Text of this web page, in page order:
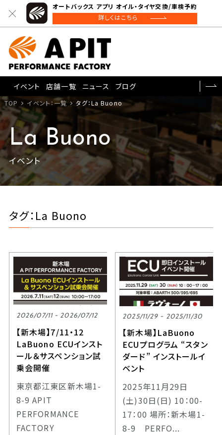
オートバックス アプリ オイル・タイヤ交換/車検予約
詳しくはこちら
イベント 店舗一覧 ニュース ブログ
TOP イベント：一覧 タグ：La Buono
La Buono
イベント
タグ：La Buono
2026/07/11 - 2026/07/12
【新木場】7/11・12
LaBuono ECUインスト
ール＆サスペンション試
乗会開催
東京都江東区新木場1-
8-9 APIT
PERFORMANCE
FACTORY
2025/11/29 - 2025/11/30
【新木場】LaBuono
ECUプログラム “スタン
ダード” インストールイ
ベント
2025年11月29日
(土)30日(日) 10：00-
17：00 場所：新木場1-
8-9 PERFO...